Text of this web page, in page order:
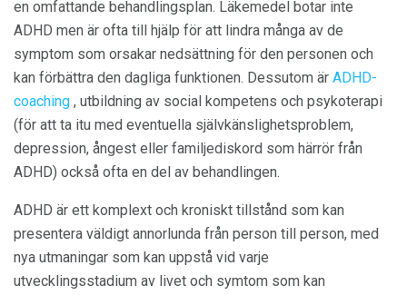
en omfattande behandlingsplan. Läkemedel botar inte
ADHD men är ofta till hjälp för att lindra många av de
symptom som orsakar nedsättning för den personen och
kan förbättra den dagliga funktionen. Dessutom är ADHD-
coaching , utbildning av social kompetens och psykoterapi
(för att ta itu med eventuella självkänslighetsproblem,
depression, ångest eller familjediskord som härrör från
ADHD) också ofta en del av behandlingen.
ADHD är ett komplext och kroniskt tillstånd som kan
presentera väldigt annorlunda från person till person, med
nya utmaningar som kan uppstå vid varje
utvecklingsstadium av livet och symtom som kan